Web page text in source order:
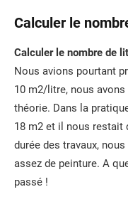
Calculer le
Calculer le nombre de
Nous avions pourtant
10 m2/litre, nous
théorie. Dans la
18 m2 et il nous restait
durée des travaux,
assez de peinture. A
passé !